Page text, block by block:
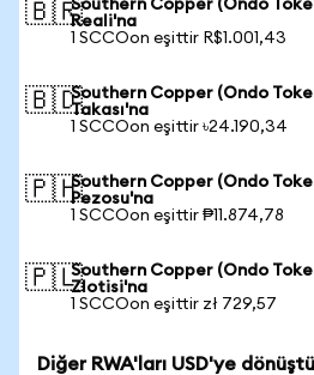
🇧🇷Southern Copper (Ondo
Reali'na
1 SCCOon eşittir R$1.001,43
🇧🇩Southern Copper (Ondo
Takası'na
1 SCCOon eşittir ৳24.190,34
🇵🇭Southern Copper (Ondo
Pezosu'na
1 SCCOon eşittir ₱11.874,78
🇵🇱Southern Copper (Ondo
Zlotisi'na
1 SCCOon eşittir zł 729,57
Diğer RWA'ları USD'ye